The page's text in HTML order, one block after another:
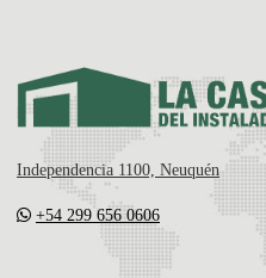
Independencia 1100, Neuquén
+54 299 656 0606